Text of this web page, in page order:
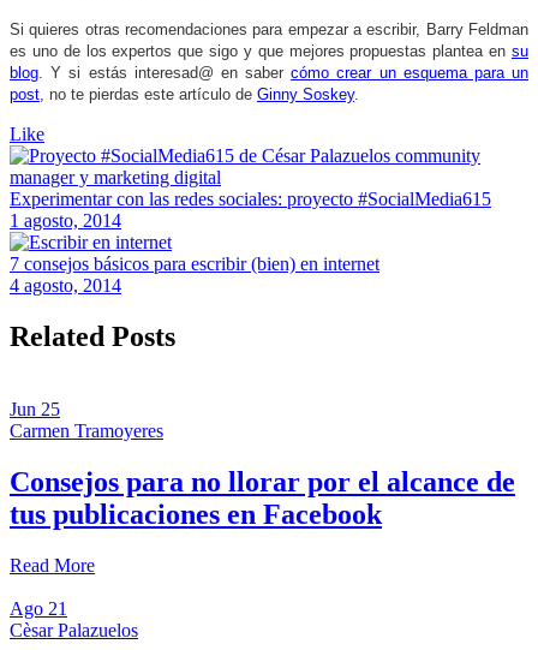
Si quieres otras recomendaciones para empezar a escribir, Barry Feldman
es uno de los expertos que sigo y que mejores propuestas plantea en su
blog. Y si estás interesad@ en sabercómo crear un esquema para un
post, no te pierdas este artículo de Ginny Soskey.
Like
Experimentar con las redes sociales: proyecto #SocialMedia615
1 agosto, 2014
7 consejos básicos para escribir (bien) en internet
4 agosto, 2014
Related Posts
Jun 25
Carmen Tramoyeres
Consejos para no llorar por el alcance de
tus publicaciones en Facebook
Read More
Ago 21
Cèsar Palazuelos